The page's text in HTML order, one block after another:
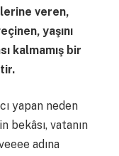
veren,
yaşını
kalmamış bir
yapan neden
bekâsı, vatanın
adına